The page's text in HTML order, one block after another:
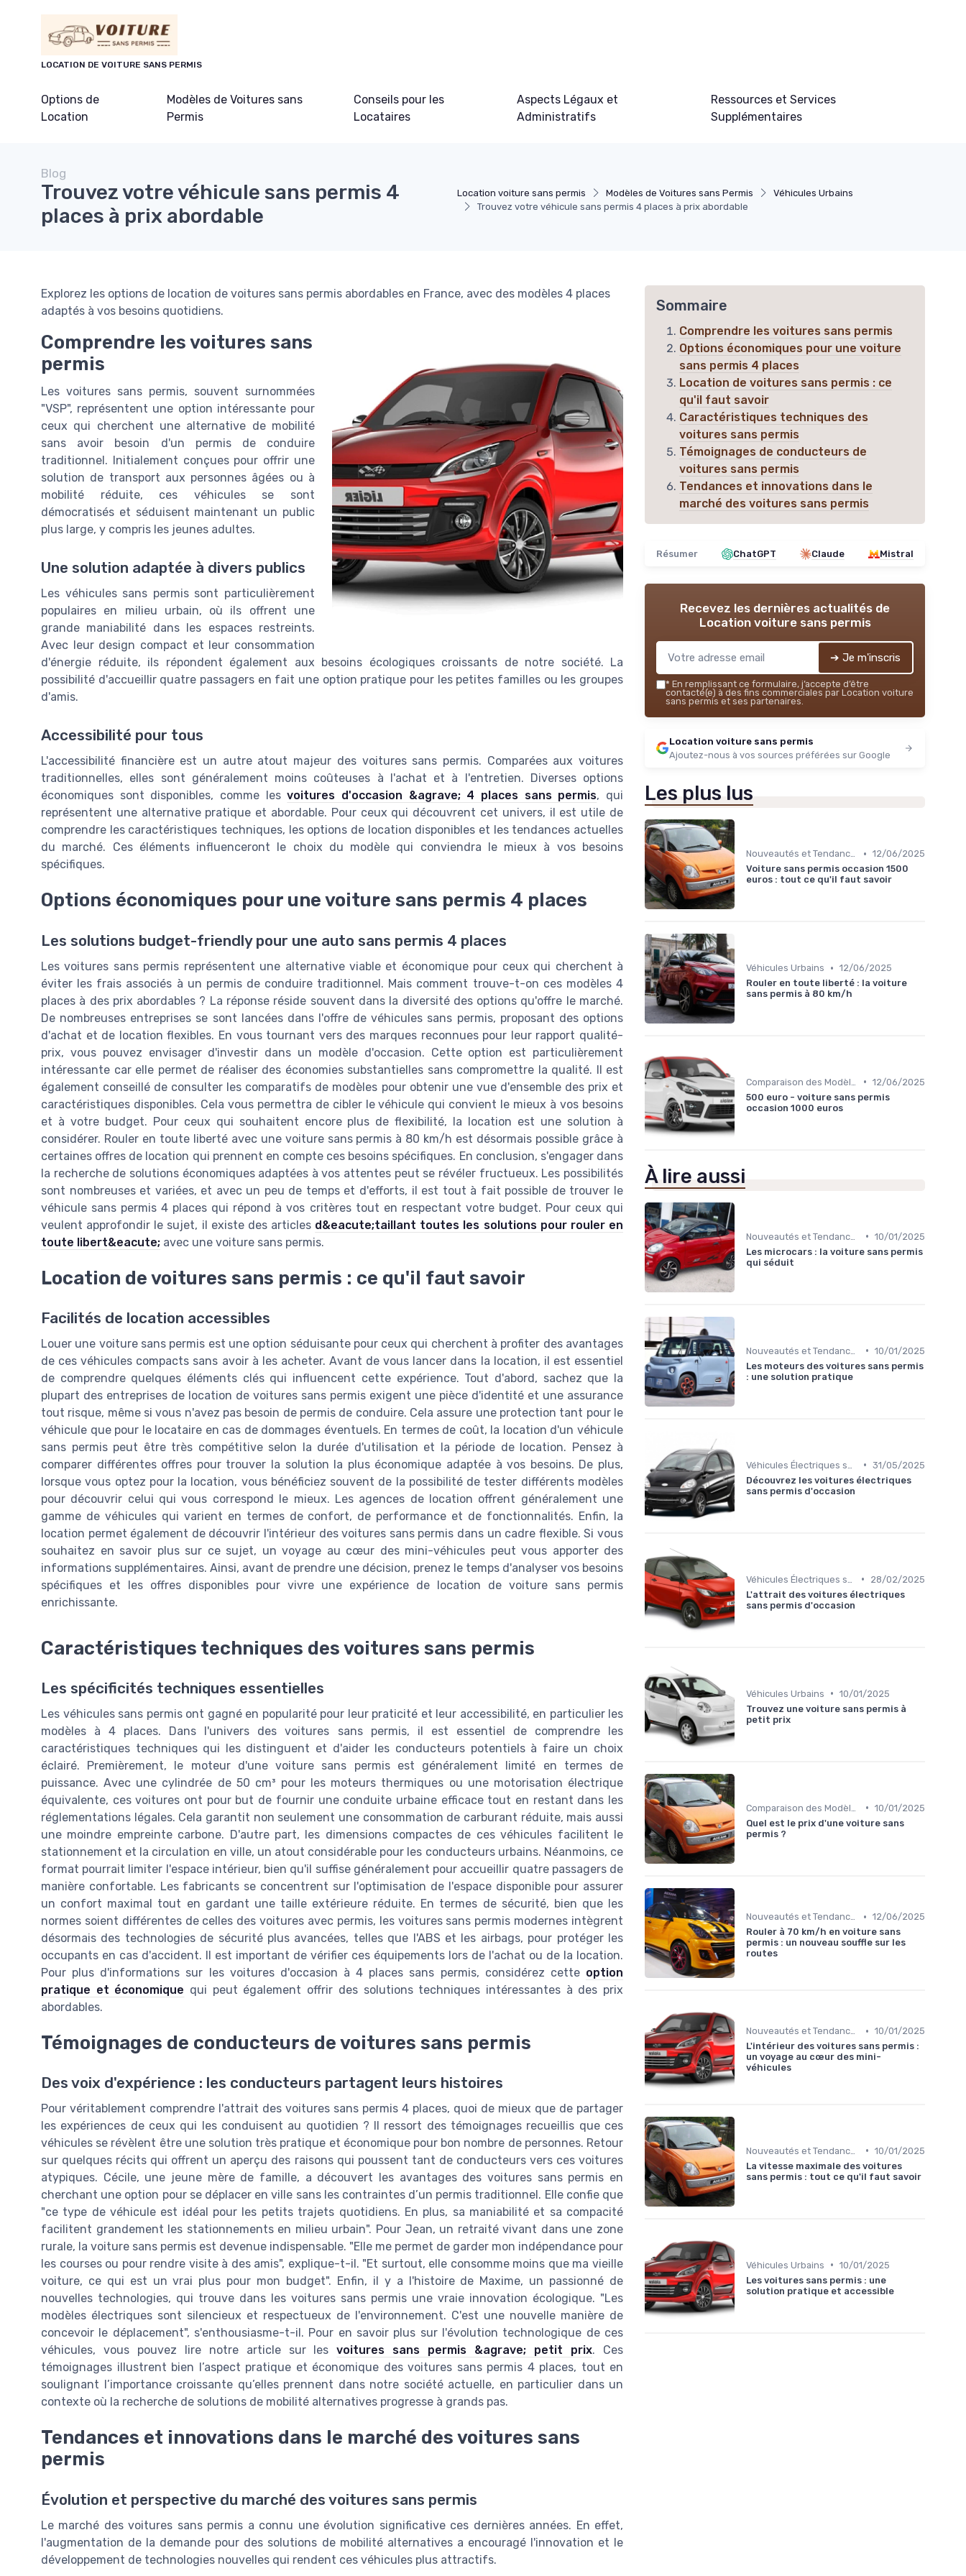
LOCATION DE VOITURE SANS PERMIS
Options de
Location
Modèles de Voitures sans
Permis
Conseils pour les
Locataires
Aspects Légaux et
Administratifs
Ressources et Services
Supplémentaires
Location voiture sans permis Modèles de Voitures sans Permis
Véhicules Urbains
Trouvez votre véhicule sans permis 4 places à prix abordable
Blog
Trouvez votre véhicule sans permis 4
places à prix abordable
Explorez les options de location de voitures sans permis abordables en France, avec des modèles 4 places
adaptés à vos besoins quotidiens.
Comprendre les voitures sans
permis
Les voitures sans permis, souvent surnommées
"VSP", représentent une option intéressante pour
ceux qui cherchent une alternative de mobilité
sans avoir besoin d'un permis de conduire
traditionnel. Initialement conçues pour offrir une
solution de transport aux personnes âgées ou à
mobilité réduite, ces véhicules se sont
démocratisés et séduisent maintenant un public
plus large, y compris les jeunes adultes.
Une solution adaptée à divers publics
Les véhicules sans permis sont particulièrement
populaires en milieu urbain, où ils offrent une
grande maniabilité dans les espaces restreints.
Avec leur design compact et leur consommation
d'énergie réduite, ils répondent également aux besoins écologiques croissants de notre société. La
possibilité d'accueillir quatre passagers en fait une option pratique pour les petites familles ou les groupes
d'amis.
Accessibilité pour tous
L'accessibilité financière est un autre atout majeur des voitures sans permis. Comparées aux voitures
traditionnelles, elles sont généralement moins coûteuses à l'achat et à l'entretien. Diverses options
économiques sont disponibles, comme lesvoitures d'occasion &agrave; 4 places sans permis, qui
représentent une alternative pratique et abordable. Pour ceux qui découvrent cet univers, il est utile de
comprendre les caractéristiques techniques, les options de location disponibles et les tendances actuelles
du marché. Ces éléments influenceront le choix du modèle qui conviendra le mieux à vos besoins
spécifiques.
Options économiques pour une voiture sans permis 4 places
Les solutions budget-friendly pour une auto sans permis 4 places
Les voitures sans permis représentent une alternative viable et économique pour ceux qui cherchent à
éviter les frais associés à un permis de conduire traditionnel. Mais comment trouve-t-on ces modèles 4
places à des prix abordables ? La réponse réside souvent dans la diversité des options qu'offre le marché.
De nombreuses entreprises se sont lancées dans l'offre de véhicules sans permis, proposant des options
d'achat et de location flexibles. En vous tournant vers des marques reconnues pour leur rapport qualité-
prix, vous pouvez envisager d'investir dans un modèle d'occasion. Cette option est particulièrement
intéressante car elle permet de réaliser des économies substantielles sans compromettre la qualité. Il est
également conseillé de consulter les comparatifs de modèles pour obtenir une vue d'ensemble des prix et
caractéristiques disponibles. Cela vous permettra de cibler le véhicule qui convient le mieux à vos besoins
et à votre budget. Pour ceux qui souhaitent encore plus de flexibilité, la location est une solution à
considérer. Rouler en toute liberté avec une voiture sans permis à 80 km/h est désormais possible grâce à
certaines offres de location qui prennent en compte ces besoins spécifiques. En conclusion, s'engager dans
la recherche de solutions économiques adaptées à vos attentes peut se révéler fructueux. Les possibilités
sont nombreuses et variées, et avec un peu de temps et d'efforts, il est tout à fait possible de trouver le
véhicule sans permis 4 places qui répond à vos critères tout en respectant votre budget. Pour ceux qui
veulent approfondir le sujet, il existe des articles d&eacute;taillant toutes les solutions pour rouler en
toute libert&eacute; avec une voiture sans permis.
Location de voitures sans permis : ce qu'il faut savoir
Facilités de location accessibles
Louer une voiture sans permis est une option séduisante pour ceux qui cherchent à profiter des avantages
de ces véhicules compacts sans avoir à les acheter. Avant de vous lancer dans la location, il est essentiel
de comprendre quelques éléments clés qui influencent cette expérience. Tout d'abord, sachez que la
plupart des entreprises de location de voitures sans permis exigent une pièce d'identité et une assurance
tout risque, même si vous n'avez pas besoin de permis de conduire. Cela assure une protection tant pour le
véhicule que pour le locataire en cas de dommages éventuels. En termes de coût, la location d'un véhicule
sans permis peut être très compétitive selon la durée d'utilisation et la période de location. Pensez à
comparer différentes offres pour trouver la solution la plus économique adaptée à vos besoins. De plus,
lorsque vous optez pour la location, vous bénéficiez souvent de la possibilité de tester différents modèles
pour découvrir celui qui vous correspond le mieux. Les agences de location offrent généralement une
gamme de véhicules qui varient en termes de confort, de performance et de fonctionnalités. Enfin, la
location permet également de découvrir l'intérieur des voitures sans permis dans un cadre flexible. Si vous
souhaitez en savoir plus sur ce sujet, un voyage au cœur des mini-véhicules peut vous apporter des
informations supplémentaires. Ainsi, avant de prendre une décision, prenez le temps d'analyser vos besoins
spécifiques et les offres disponibles pour vivre une expérience de location de voiture sans permis
enrichissante.
Caractéristiques techniques des voitures sans permis
Les spécificités techniques essentielles
Les véhicules sans permis ont gagné en popularité pour leur praticité et leur accessibilité, en particulier les
modèles à 4 places. Dans l'univers des voitures sans permis, il est essentiel de comprendre les
caractéristiques techniques qui les distinguent et d'aider les conducteurs potentiels à faire un choix
éclairé. Premièrement, le moteur d'une voiture sans permis est généralement limité en termes de
puissance. Avec une cylindrée de 50 cm³ pour les moteurs thermiques ou une motorisation électrique
équivalente, ces voitures ont pour but de fournir une conduite urbaine efficace tout en restant dans les
réglementations légales. Cela garantit non seulement une consommation de carburant réduite, mais aussi
une moindre empreinte carbone. D'autre part, les dimensions compactes de ces véhicules facilitent le
stationnement et la circulation en ville, un atout considérable pour les conducteurs urbains. Néanmoins, ce
format pourrait limiter l'espace intérieur, bien qu'il suffise généralement pour accueillir quatre passagers de
manière confortable. Les fabricants se concentrent sur l'optimisation de l'espace disponible pour assurer
un confort maximal tout en gardant une taille extérieure réduite. En termes de sécurité, bien que les
normes soient différentes de celles des voitures avec permis, les voitures sans permis modernes intègrent
désormais des technologies de sécurité plus avancées, telles que l'ABS et les airbags, pour protéger les
occupants en cas d'accident. Il est important de vérifier ces équipements lors de l'achat ou de la location.
Pour plus d'informations sur les voitures d'occasion à 4 places sans permis, considérez cette option
pratique et économique qui peut également offrir des solutions techniques intéressantes à des prix
abordables.
Témoignages de conducteurs de voitures sans permis
Des voix d'expérience : les conducteurs partagent leurs histoires
Pour véritablement comprendre l'attrait des voitures sans permis 4 places, quoi de mieux que de partager
les expériences de ceux qui les conduisent au quotidien ? Il ressort des témoignages recueillis que ces
véhicules se révèlent être une solution très pratique et économique pour bon nombre de personnes. Retour
sur quelques récits qui offrent un aperçu des raisons qui poussent tant de conducteurs vers ces voitures
atypiques. Cécile, une jeune mère de famille, a découvert les avantages des voitures sans permis en
cherchant une option pour se déplacer en ville sans les contraintes d’un permis traditionnel. Elle confie que
"ce type de véhicule est idéal pour les petits trajets quotidiens. En plus, sa maniabilité et sa compacité
facilitent grandement les stationnements en milieu urbain". Pour Jean, un retraité vivant dans une zone
rurale, la voiture sans permis est devenue indispensable. "Elle me permet de garder mon indépendance pour
les courses ou pour rendre visite à des amis", explique-t-il. "Et surtout, elle consomme moins que ma vieille
voiture, ce qui est un vrai plus pour mon budget". Enfin, il y a l'histoire de Maxime, un passionné de
nouvelles technologies, qui trouve dans les voitures sans permis une vraie innovation écologique. "Les
modèles électriques sont silencieux et respectueux de l'environnement. C'est une nouvelle manière de
concevoir le déplacement", s'enthousiasme-t-il. Pour en savoir plus sur l'évolution technologique de ces
véhicules, vous pouvez lire notre article sur lesvoitures sans permis &agrave; petit prix. Ces
témoignages illustrent bien l’aspect pratique et économique des voitures sans permis 4 places, tout en
soulignant l’importance croissante qu’elles prennent dans notre société actuelle, en particulier dans un
contexte où la recherche de solutions de mobilité alternatives progresse à grands pas.
Tendances et innovations dans le marché des voitures sans
permis
Évolution et perspective du marché des voitures sans permis
Le marché des voitures sans permis a connu une évolution significative ces dernières années. En effet,
l'augmentation de la demande pour des solutions de mobilité alternatives a encouragé l'innovation et le
développement de technologies nouvelles qui rendent ces véhicules plus attractifs.
Sommaire
Comprendre les voitures sans permis
Options économiques pour une voiture
sans permis 4 places
Location de voitures sans permis : ce
qu'il faut savoir
Caractéristiques techniques des
voitures sans permis
Témoignages de conducteurs de
voitures sans permis
Tendances et innovations dans le
marché des voitures sans permis
Résumer ChatGPT Claude Mistral
Recevez les dernières actualités de
Location voiture sans permis
➔ Je m'inscris
* En remplissant ce formulaire, j’accepte d’être
contacté(e) à des fins commerciales par Location voiture
sans permis et ses partenaires.
Location voiture sans permis
Ajoutez-nous à vos sources préférées sur Google
Les plus lus
Nouveautés et Tendances • 12/06/2025
Voiture sans permis occasion 1500
euros : tout ce qu'il faut savoir
Véhicules Urbains • 12/06/2025
Rouler en toute liberté : la voiture
sans permis à 80 km/h
• 12/06/2025
500 euro - voiture sans permis
occasion 1000 euros
À lire aussi
• 10/01/2025
Les microcars : la voiture sans permis
qui séduit
• 10/01/2025
Les moteurs des voitures sans permis
: une solution pratique
• 31/05/2025
Découvrez les voitures électriques
sans permis d'occasion
•
28/02/2025
L'attrait des voitures électriques
sans permis d'occasion
Véhicules Urbains • 10/01/2025
Trouvez une voiture sans permis à
petit prix
• 10/01/2025
Quel est le prix d'une voiture sans
permis ?
Nouveautés et Tendances • 12/06/2025
Rouler à 70 km/h en voiture sans
permis : un nouveau souffle sur les
routes
Nouveautés et Tendances • 10/01/2025
L'intérieur des voitures sans permis :
un voyage au cœur des mini-
véhicules
• 10/01/2025
La vitesse maximale des voitures
sans permis : tout ce qu'il faut savoir
Véhicules Urbains • 10/01/2025
Les voitures sans permis : une
solution pratique et accessible